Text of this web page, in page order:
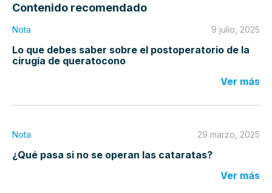
Contenido recomendado
Nota 9 julio, 2025
Lo que debes saber sobre el postoperatorio de la
cirugía de queratocono
Ver más
Nota 29 marzo, 2025
¿Qué pasa si no se operan las cataratas?
Ver más